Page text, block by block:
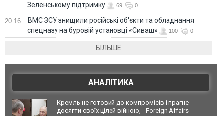
Зеленському підтримку
69 0
20:16
ВМС ЗСУ знищили російські об'єкти та обладнання
спецназу на буровій установці «Сиваш»
100 0
БІЛЬШЕ
АНАЛІТИКА
Кремль не готовий до компромісів і прагне
досягти своїх цілей війною, - Foreign Affairs